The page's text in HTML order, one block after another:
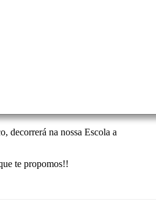
decorrerá na nossa Escola a
te propomos!!